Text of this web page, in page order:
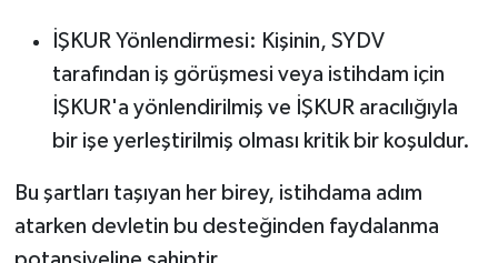
İŞKUR Yönlendirmesi: Kişinin, SYDV
tarafından iş görüşmesi veya istihdam için
İŞKUR'a yönlendirilmiş ve İŞKUR aracılığıyla
bir işe yerleştirilmiş olması kritik bir koşuldur.
Bu şartları taşıyan her birey, istihdama adım
atarken devletin bu desteğinden faydalanma